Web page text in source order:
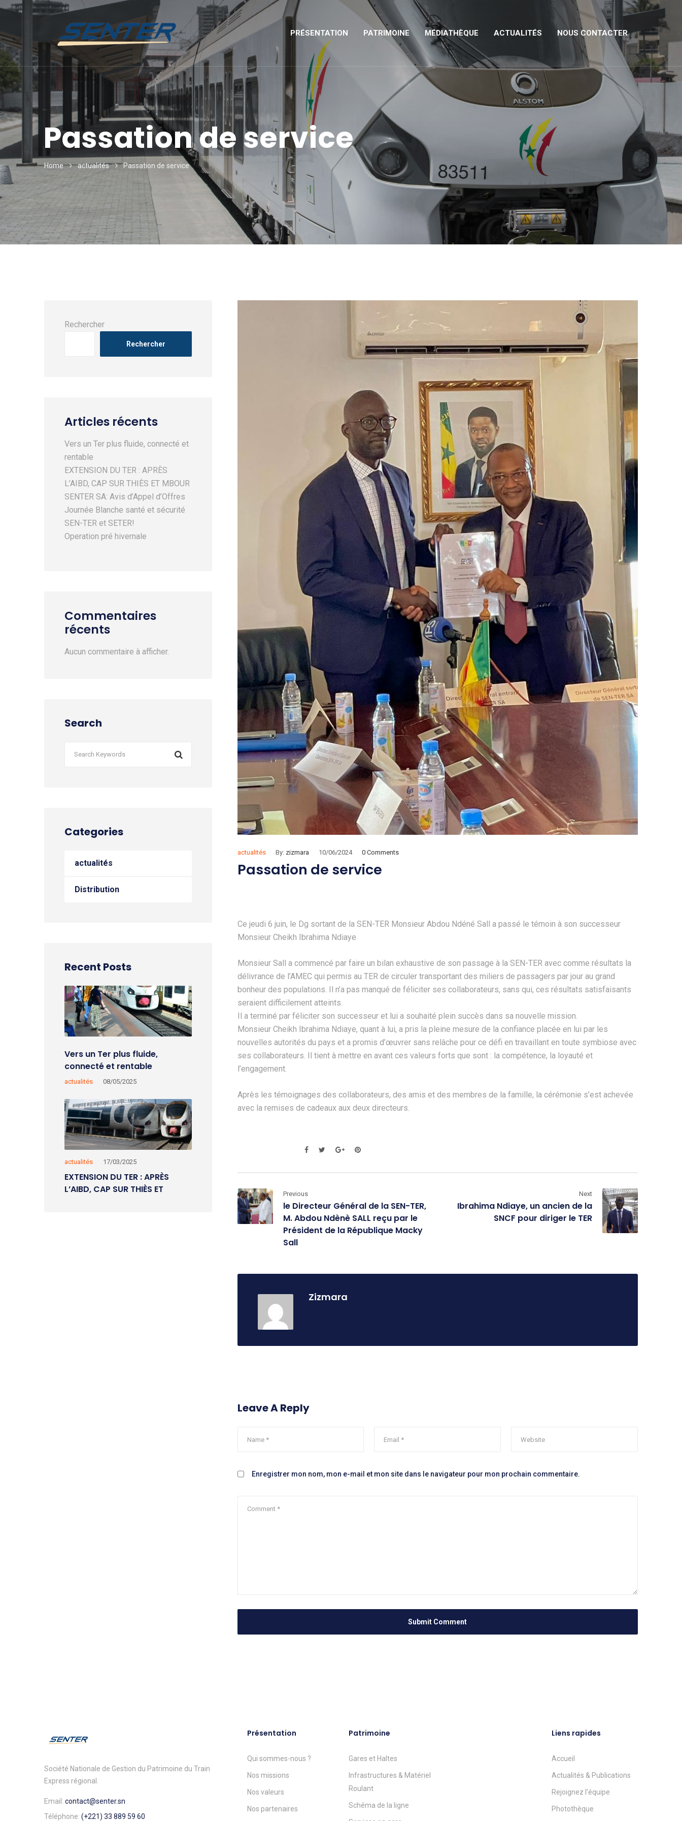
PRÉSENTATION PATRIMOINE MÉDIATHÈQUE ACTUALITÉS NOUS CONTACTER
Passation de service
Home actualités Passation de service
actualités By: zizmara 10/06/2024 0 Comments
Passation de service
Ce jeudi 6 juin, le Dg sortant de la SEN-TER Monsieur Abdou Ndéné Sall a passé le témoin à son successeur
Monsieur Cheikh Ibrahima Ndiaye.
Monsieur Sall a commencé par faire un bilan exhaustive de son passage à la SEN-TER avec comme résultats la
délivrance de l’AMEC qui permis au TER de circuler transportant des miliers de passagers par jour au grand
bonheur des populations. Il n’a pas manqué de féliciter ses collaborateurs, sans qui, ces résultats satisfaisants
seraient difficilement atteints.
Il a terminé par féliciter son successeur et lui a souhaité plein succès dans sa nouvelle mission.
Monsieur Cheikh Ibrahima Ndiaye, quant à lui, a pris la pleine mesure de la confiance placée en lui par les
nouvelles autorités du pays et a promis d’œuvrer sans relâche pour ce défi en travaillant en toute symbiose avec
ses collaborateurs. Il tient à mettre en avant ces valeurs forts que sont : la compétence, la loyauté et
l’engagement.
Après les témoignages des collaborateurs, des amis et des membres de la famille, la cérémonie s’est achevée
avec la remises de cadeaux aux deux directeurs.
Previous
le Directeur Général de la SEN-TER,
M. Abdou Ndènè SALL reçu par le
Président de la République Macky
Sall
Next
Ibrahima Ndiaye, un ancien de la
SNCF pour diriger le TER
Zizmara
Leave A Reply
Enregistrer mon nom, mon e-mail et mon site dans le navigateur pour mon prochain commentaire.
Rechercher
Rechercher
Articles récents
Vers un Ter plus fluide, connecté et
rentable
EXTENSION DU TER : APRÈS
L’AIBD, CAP SUR THIÈS ET MBOUR
SENTER SA: Avis d’Appel d’Offres
Journée Blanche santé et sécurité
SEN-TER et SETER!
Operation pré hivernale
Commentaires
récents
Aucun commentaire à afficher.
Search
Categories
actualités
Distribution
Recent Posts
Vers un Ter plus fluide,
connecté et rentable
actualités 08/05/2025
EXTENSION DU TER : APRÈS
L’AIBD, CAP SUR THIÈS ET
actualités 17/03/2025
Société Nationale de Gestion du Patrimoine du Train
Express régional.
Email: contact@senter.sn
Téléphone: (+221) 33 889 59 60
Présentation
Qui sommes-nous ?
Nos missions
Nos valeurs
Nos partenaires
Patrimoine
Gares et Haltes
Infrastructures & Matériel
Roulant
Schéma de la ligne
Liens rapides
Accueil
Actualités & Publications
Rejoignez l’équipe
Photothèque